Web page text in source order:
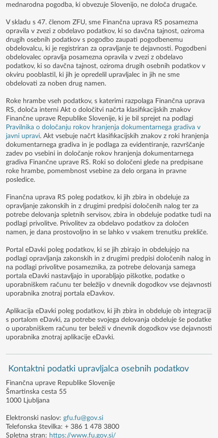
mednarodna pogodba, ki obvezuje Slovenijo, ne določa drugače.
V skladu s 47. členom ZFU, sme Finančna uprava RS posamezna
opravila v zvezi z obdelavo podatkov, ki so davčna tajnost, oziroma
drugih osebnih podatkov s pogodbo zaupati pogodbenemu
obdelovalcu, ki je registriran za opravljanje te dejavnosti. Pogodbeni
obdelovalec opravlja posamezna opravila v zvezi z obdelavo
podatkov, ki so davčna tajnost, oziroma drugih osebnih podatkov v
okviru pooblastil, ki jih je opredelil upravljalec in jih ne sme
obdelovati za noben drug namen.
Roke hrambe vseh podatkov, s katerimi razpolaga Finančna uprava
RS, določa interni Akt o določitvi načrta klasifikacijskih znakov
Finančne uprave Republike Slovenije, ki je bil sprejet na podlagi
Pravilnika o določanju rokov hranjenja dokumentarnega gradiva v
javni upravi. Akt vsebuje načrt klasifikacijskih znakov z roki hranjenja
dokumentarnega gradiva in je podlaga za evidentiranje, razvrščanje
zadev po vsebini in določanje rokov hranjenja dokumentarnega
gradiva Finančne uprave RS. Roki so določeni glede na predpisane
roke hrambe, pomembnost vsebine za delo organa in pravne
posledice.
Finančna uprava RS poleg podatkov, ki jih zbira in obdeluje za
opravljanje zakonskih in z drugimi predpisi določenih nalog ter za
potrebe delovanja spletnih servisov, zbira in obdeluje podatke tudi na
podlagi privolitve. Privolitev za obdelavo podatkov za določen
namen, je dana prostovoljno in se lahko v vsakem trenutku prekliče.
Portal eDavki poleg podatkov, ki se jih zbirajo in obdelujejo na
podlagi opravljanja zakonskih in z drugimi predpisi določenih nalog in
na podlagi privolitve posameznika, za potrebe delovanja samega
portala eDavki nastavljajo in uporabljajo piškotke, podatke o
uporabniškem računu ter beležijo v dnevnik dogodkov vse dejavnosti
uporabnika znotraj portala eDavkov.
Aplikacija eDavki poleg podatkov, ki jih zbira in obdeluje ob integraciji
s portalom eDavki, za potrebe svojega delovanja obdeluje še podatke
o uporabniškem računu ter beleži v dnevnik dogodkov vse dejavnosti
uporabnika znotraj aplikacije eDavki.
Kontaktni podatki upravljalca osebnih podatkov
Finančna uprave Republike Slovenije
Šmartinska cesta 55
1000 Ljubljana
Elektronski naslov: gfu.fu@gov.si
Telefonska številka: + 386 1 478 3800
Spletna stran: https://www.fu.gov.si/